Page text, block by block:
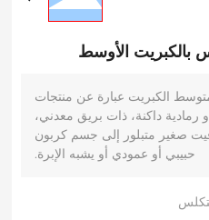
بالكبريت الأوسط
​​الكبريت عبارة عن منتجات
رمادية داكنة، ذات بريق معدني،
صغير متبلور إلى جسم كربون
حبيبي أو عمودي أو يشبه الإبرة.